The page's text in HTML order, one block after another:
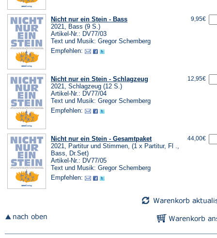
Nicht nur ein Stein - Bass
2021, Bass (9 S.)
Artikel-Nr.: DV77/03
Text und Musik: Gregor Schemberg
Empfehlen:
9,95€
Nicht nur ein Stein - Schlagzeug
2021, Schlagzeug (12 S.)
Artikel-Nr.: DV77/04
Text und Musik: Gregor Schemberg
Empfehlen:
12,95€
Nicht nur ein Stein - Gesamtpaket
2021, Partitur und Stimmen, (1 x Partitur, Fl .,
Bass, Dr.Set)
Artikel-Nr.: DV77/05
Text und Musik: Gregor Schemberg
Empfehlen:
44,00€